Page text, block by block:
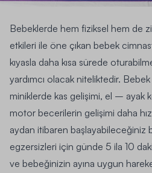
Bebeklerde hem fiziksel hem de
etkileri ile öne çıkan bebek
kıyasla daha kısa sürede
yardımcı olacak niteliktedir.
miniklerde kas gelişimi, el – ayak
motor becerilerin gelişimi daha
aydan itibaren başlayabileceğiniz
egzersizleri için günde 5 ila 10
ve bebeğinizin ayına uygun